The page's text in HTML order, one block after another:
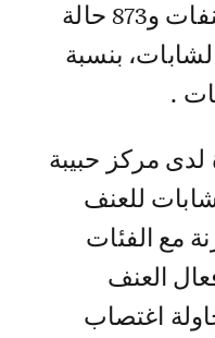
% من مجموع النساء المعنفات و873 حالة
بنسبة
لدى مركز حبيبة
للعنف
مع الفئات
العنف
اغتصاب